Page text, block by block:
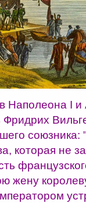
Наполеона I и
Фридрих
которая не
жену